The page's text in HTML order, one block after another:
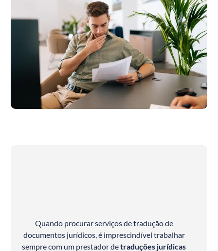
Quando procurar serviços de tradução de
documentos jurídicos, é imprescindível trabalhar
sempre com um prestador detraduções jurídicas